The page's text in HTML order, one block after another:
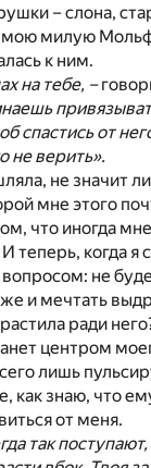
– слона,
милую
к ним.
на тебе, –
спастись от
не верить».
не значит
мне этого
что иногда мне
теперь, когда я
не
и мечтать
ради
центром
лишь
как знаю, что
от меня.
так